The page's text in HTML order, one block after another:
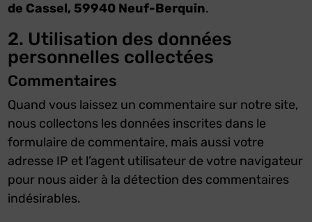
de Cassel, 59940 Neuf-Berquin.
2. Utilisation des données
personnelles collectées
Commentaires
Quand vous laissez un commentaire sur notre site,
nous collectons les données inscrites dans le
formulaire de commentaire, mais aussi votre
adresse IP et l’agent utilisateur de votre navigateur
pour nous aider à la détection des commentaires
indésirables.